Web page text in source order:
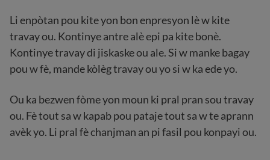
Li enpòtan pou kite yon bon enpresyon lè w kite
travay ou. Kontinye antre alè epi pa kite bonè.
Kontinye travay di jiskaske ou ale. Si w manke bagay
pou w fè, mande kòlèg travay ou yo si w ka ede yo.
Ou ka bezwen fòme yon moun ki pral pran sou travay
ou. Fè tout sa w kapab pou pataje tout sa w te aprann
avèk yo. Li pral fè chanjman an pi fasil pou konpayi ou.